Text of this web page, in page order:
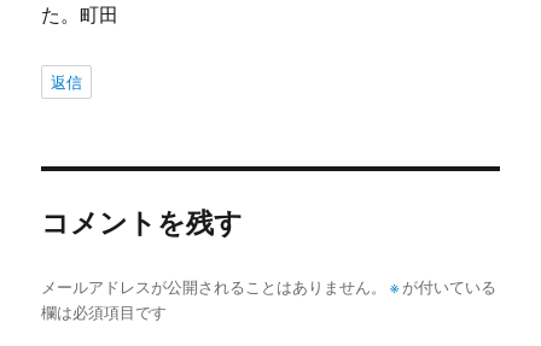
た。町田
返信
コメントを残す
メールアドレスが公開されることはありません。 ※ が付いている
欄は必須項目です